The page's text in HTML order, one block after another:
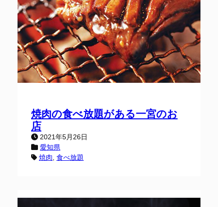
焼肉の食べ放題がある一宮のお
店
2021年5月26日
愛知県
焼肉, 食べ放題